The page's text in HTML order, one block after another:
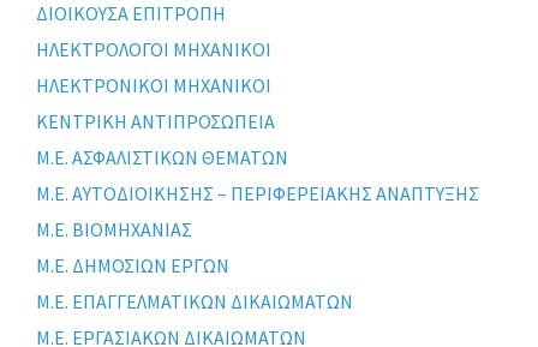
ΔΙΟΙΚΟΥΣΑ ΕΠΙΤΡΟΠΗ
ΗΛΕΚΤΡΟΛΟΓΟΙ ΜΗΧΑΝΙΚΟΙ
ΗΛΕΚΤΡΟΝΙΚΟΙ ΜΗΧΑΝΙΚΟΙ
ΚΕΝΤΡΙΚΗ ΑΝΤΙΠΡΟΣΩΠΕΙΑ
Μ.Ε. ΑΣΦΑΛΙΣΤΙΚΩΝ ΘΕΜΑΤΩΝ
Μ.Ε. ΑΥΤΟΔΙΟΙΚΗΣΗΣ – ΠΕΡΙΦΕΡΕΙΑΚΗΣ ΑΝΑΠΤΥΞΗΣ
Μ.Ε. ΒΙΟΜΗΧΑΝΙΑΣ
Μ.Ε. ΔΗΜΟΣΙΩΝ ΕΡΓΩΝ
Μ.Ε. ΕΠΑΓΓΕΛΜΑΤΙΚΩΝ ΔΙΚΑΙΩΜΑΤΩΝ
Μ.Ε. ΕΡΓΑΣΙΑΚΩΝ ΔΙΚΑΙΩΜΑΤΩΝ